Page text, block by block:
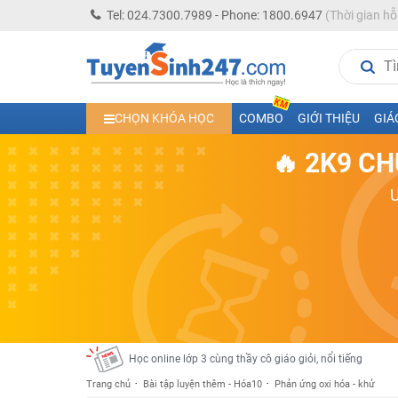
Tel: 024.7300.7989 - Phone: 1800.6947(Thời gian
CHỌN KHÓA HỌC COMBO GIỚI THIỆU
🔥 2K9
Học trực tuyến lớp 10 các môn Toán - Lý - Hóa - Văn -
Học online trực tuyến cấp Tiểu học và THCS năm học
Học online lớp 5 cùng thầy cô giáo giỏi, nổi tiếng
Học online lớp 7 cùng thầy cô giáo giỏi
Học online lớp 6 cùng thầy cô giỏi, nổi tiếng
Học online lớp 8 cùng thầy cô giáo giỏi
2K13! Bứt Phá Lớp 5 Năm Học 2023 - 2024
Học online lớp 4 cùng thầy cô giáo giỏi, nổi tiếng
Học online lớp 3 cùng thầy cô giáo giỏi, nổi tiếng
Học online lớp 2 với thầy cô giáo giỏi, nổi tiếng
Trang chủ Bài tập luyện thêm - Hóa10 Phản ứng oxi hóa - khử